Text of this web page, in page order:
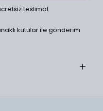
teslimat
kutular ile gönderim